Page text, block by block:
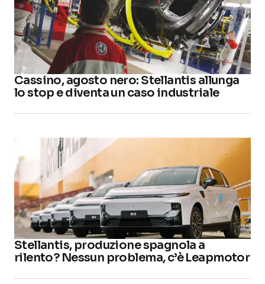
Cassino, agosto nero: Stellantis allunga
lo stop e diventa un caso industriale
Stellantis, produzione spagnola a
rilento? Nessun problema, c’è Leapmotor